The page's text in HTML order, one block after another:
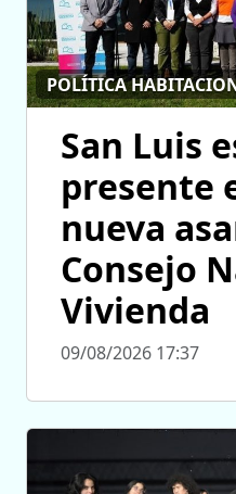
POLÍTICA
San Luis
presente
nueva
Consejo
Vivienda
09/08/2026 17:37